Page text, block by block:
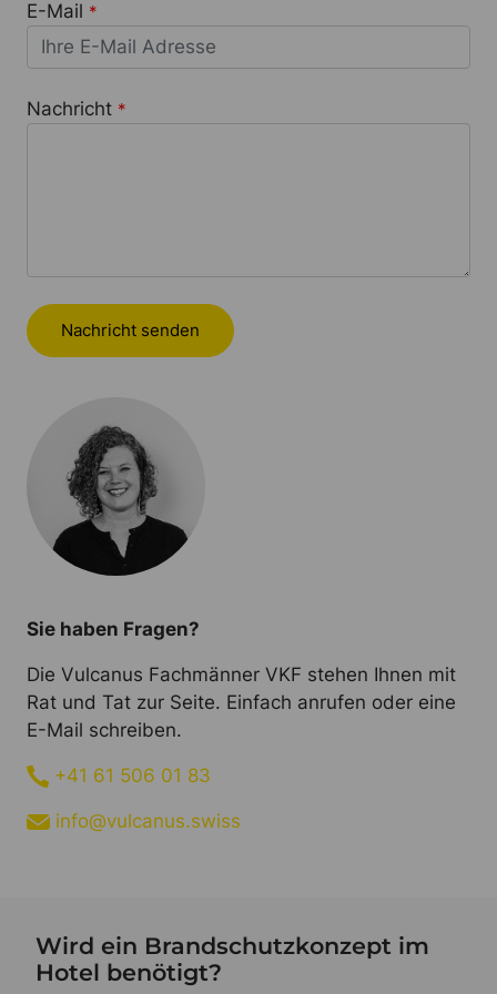
E-Mail *
Nachricht *
Nachricht senden
Sie haben Fragen?
Die Vulcanus Fachmänner VKF stehen Ihnen mit
Rat und Tat zur Seite. Einfach anrufen oder eine
E-Mail schreiben.
+41 61 506 01 83
info@vulcanus.swiss
Wird ein Brandschutzkonzept im
Hotel benötigt?